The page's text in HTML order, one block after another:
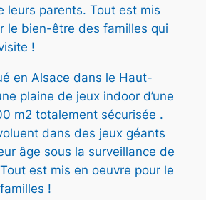
€
leurs parents. Tout est mis
le bien-être des familles qui
!
en Alsace dans le Haut-
plaine de jeux indoor d’une
m2 totalement sécurisée .
dans des jeux géants
âge sous la surveillance de
est mis en oeuvre pour le
!